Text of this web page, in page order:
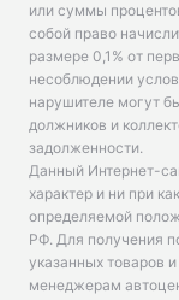
или суммы
собой право
размере 0,1% от
несоблюдении
нарушителе могут
должников и
задолженности.
Данный Интернет-
характер и ни при
определяемой
РФ. Для получения
указанных товаров
менеджерам